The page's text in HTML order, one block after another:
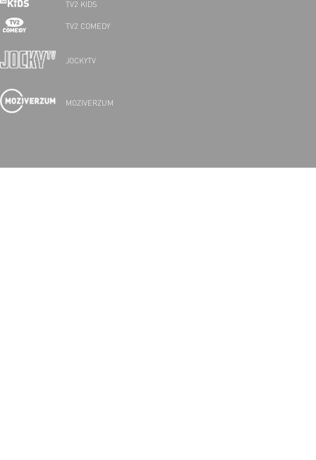
TV2 KIDS
TV2 COMEDY
JOCKYTV
MOZIVERZUM